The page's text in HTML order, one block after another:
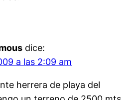
dice:
a las 2:09 am
herrera de playa del